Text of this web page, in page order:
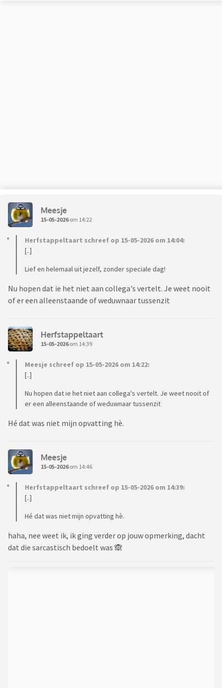
Meesje
15-05-2026om 14:22
Herfstappeltaart schreef op 15-05-2026 om 14:04:
[..]
Lief en helemaal uit jezelf, zonder speciale dag!
Nu hopen dat ie het niet aan collega's vertelt. Je weet nooit
of er een alleenstaande of weduwnaar tussenzit
Herfstappeltaart
15-05-2026om 14:39
Meesje schreef op 15-05-2026 om 14:22:
[..]
Nu hopen dat ie het niet aan collega's vertelt. Je weet nooit of
er een alleenstaande of weduwnaar tussenzit
Hé dat was niet mijn opvatting hè.
Meesje
15-05-2026om 14:46
Herfstappeltaart schreef op 15-05-2026 om 14:39:
[..]
Hé dat was niet mijn opvatting hè.
haha, nee weet ik, ik ging verder op jouw opmerking, dacht
dat die sarcastisch bedoelt was 🙈